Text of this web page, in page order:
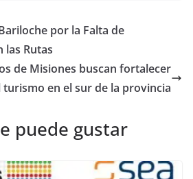
por la Falta de
las Rutas
de Misiones buscan fortalecer
turismo en el sur de la provincia
puede gustar